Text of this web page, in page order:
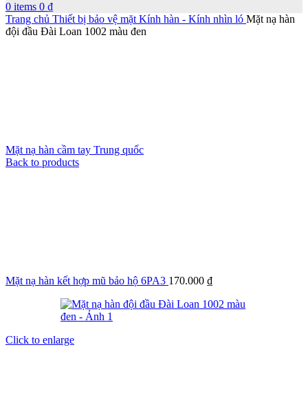
0 items 0 ₫
Trang chủ Thiết bị bảo vệ mặt Kính hàn - Kính nhìn ló Mặt nạ hàn
đội đầu Đài Loan 1002 màu đen
Mặt nạ hàn cầm tay Trung quốc
Back to products
Mặt nạ hàn kết hợp mũ bảo hộ 6PA3 170.000 ₫
Click to enlarge